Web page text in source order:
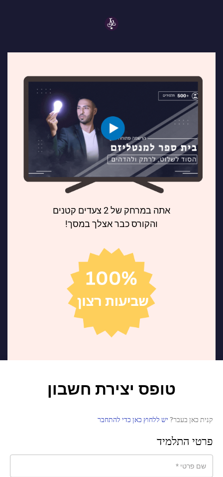
אתה במרחק של 2 צעדים קטנים
והקורס כבר אצלך במסך!
טופס יצירת חשבון
קנית כאן בעבר? יש ללחוץ כאן כדי להתחבר
פרטי התלמיד
שם פרטי *